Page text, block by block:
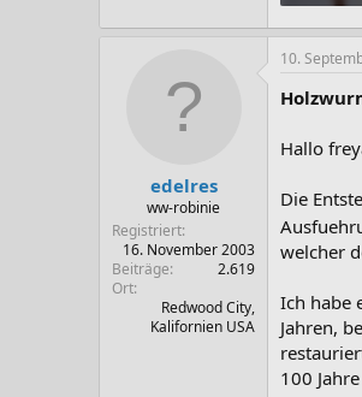
1.016,9
edelres
ww-robinie
Registriert
16. November 2003
Beiträge
2.619
Ort
Redwood City,
Kalifornien USA
10.
Hallo
Die
welcher
Ich habe
Jahren,
100